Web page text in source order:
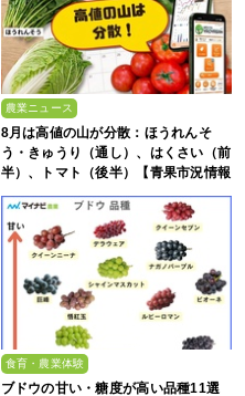
農業ニュース
8月は高値の山が分散：ほうれんそ
う・きゅうり（通し）、はくさい（前
半）、トマト（後半）【青果市況情報
食育・農業体験
ブドウの甘い・糖度が高い品種11選